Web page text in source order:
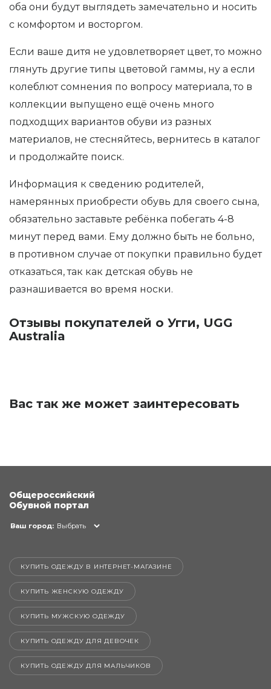
оба они будут выглядеть замечательно и носить
с комфортом и восторгом.
Если ваше дитя не удовлетворяет цвет, то можно
глянуть другие типы цветовой гаммы, ну а если
колеблют сомнения по вопросу материала, то в
коллекции выпущено ещё очень много
подходщих вариантов обуви из разных
материалов, не стесняйтесь, вернитесь в каталог
и продолжайте поиск.
Информация к сведению родителей,
намерянных приобрести обувь для своего сына,
обязательно заставьте ребёнка побегать 4-8
минут перед вами. Ему должно быть не больно,
в противном случае от покупки правильно будет
отказаться, так как детская обувь не
разнашивается во время носки.
Отзывы покупателей о Угги, UGG
Australia
Вас так же может заинтересовать
Общероссийский
Обувной портал
Ваш город: Выбрать
КУПИТЬ ОДЕЖДУ В ИНТЕРНЕТ-МАГАЗИНЕ
КУПИТЬ ЖЕНСКУЮ ОДЕЖДУ
КУПИТЬ МУЖСКУЮ ОДЕЖДУ
КУПИТЬ ОДЕЖДУ ДЛЯ ДЕВОЧЕК
КУПИТЬ ОДЕЖДУ ДЛЯ МАЛЬЧИКОВ